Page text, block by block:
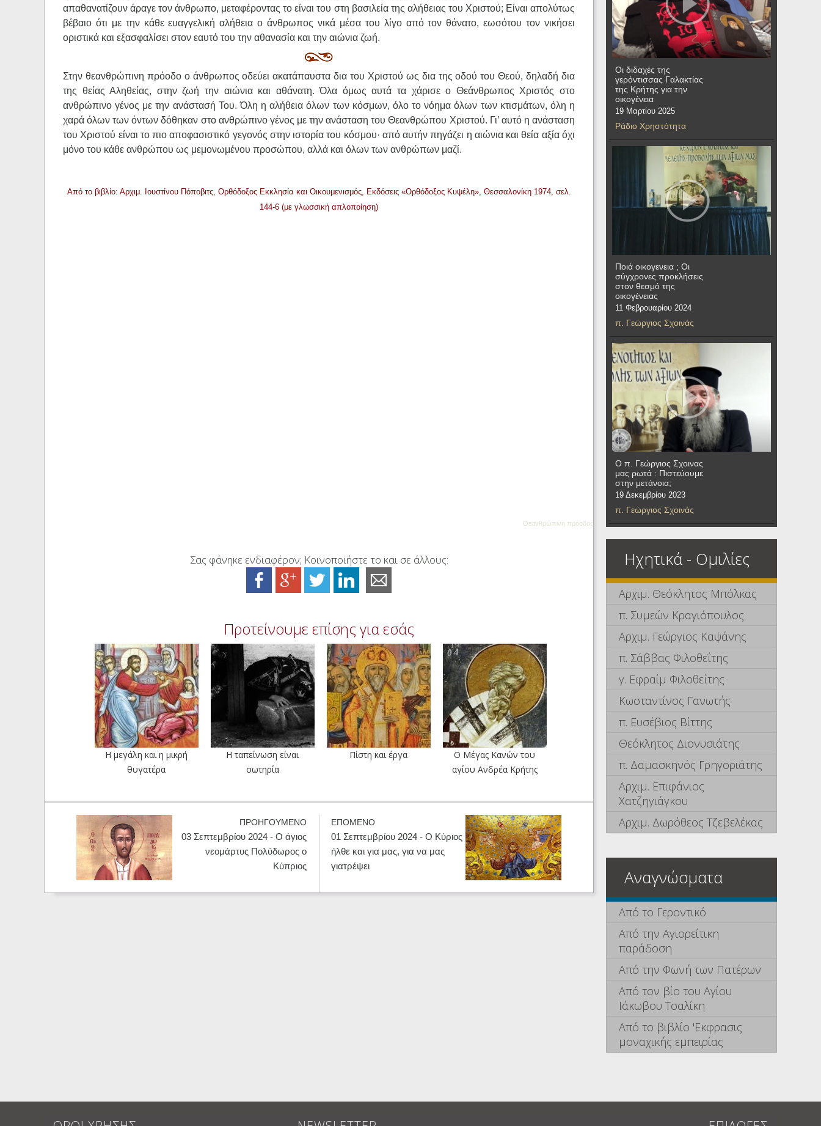
απαθανατίζουν άραγε τον άνθρωπο, μεταφέροντας το είναι του στη βασιλεία της αλήθειας του Χριστού; Είναι απολύτως
βέβαιο ότι με την κάθε ευαγγελική αλήθεια ο άνθρωπος νικά μέσα του λίγο από τον θάνατο, εωσότου τον νικήσει
οριστικά και εξασφαλίσει στον εαυτό του την αθανασία και την αιώνια ζωή.
Στην θεανθρώπινη πρόοδο ο άνθρωπος οδεύει ακατάπαυστα δια του Χριστού ως δια της οδού του Θεού, δηλαδή δια
της θείας Αληθείας, στην ζωή την αιώνια και αθάνατη. Όλα όμως αυτά τα χάρισε ο Θεάνθρωπος Χριστός στο
ανθρώπινο γένος με την ανάστασή Του. Όλη η αλήθεια όλων των κόσμων, όλο το νόημα όλων των κτισμάτων, όλη η
χαρά όλων των όντων δόθηκαν στο ανθρώπινο γένος με την ανάσταση του Θεανθρώπου Χριστού. Γι’ αυτό η ανάσταση
του Χριστού είναι το πιο αποφασιστικό γεγονός στην ιστορία του κόσμου· από αυτήν πηγάζει η αιώνια και θεία αξία όχι
μόνο του κάθε ανθρώπου ως μεμονωμένου προσώπου, αλλά και όλων των ανθρώπων μαζί.
Από το βιβλίο: Αρχιμ. Ιουστίνου Πόποβιτς, Ορθόδοξος Εκκλησία και Οικουμενισμός, Εκδόσεις «Ορθόδοξος Κυψέλη», Θεσσαλονίκη 1974, σελ.
144-6 (με γλωσσική απλοποίηση)
Θεανθρώπινη πρόοδος
Σας φάνηκε ενδιαφέρον; Κοινοποιήστε το και σε άλλους:
Προτείνουμε επίσης για εσάς
Η μεγάλη και η μικρή
θυγατέρα
Η ταπείνωση είναι
σωτηρία
Πίστη και έργα
Ο Μέγας Κανών του
αγίου Ανδρέα Κρήτης
ΠΡΟΗΓΟΥΜΕΝΟ
03 Σεπτεμβρίου 2024 - Ο άγιος
νεομάρτυς Πολύδωρος ο
Κύπριος
ΕΠΟΜΕΝΟ
01 Σεπτεμβρίου 2024 - Ο Κύριος
ήλθε και για μας, για να μας
γιατρέψει
Οι διδαχές της
γερόντισσας Γαλακτίας
της Κρήτης για την
οικογένεια
19 Μαρτίου 2025
Ράδιο Χρηστότητα
Ποιά οικογενεια ; Οι
σύγχρονες προκλήσεις
στον θεσμό της
οικογένειας
11 Φεβρουαρίου 2024
π. Γεώργιος Σχοινάς
Ο π. Γεώργιος Σχοινας
μας ρωτά : Πιστεύουμε
στην μετάνοια;
19 Δεκεμβρίου 2023
π. Γεώργιος Σχοινάς
Ηχητικά - Ομιλίες
Αρχιμ. Θεόκλητος Μπόλκας
π. Συμεών Κραγιόπουλος
Αρχιμ. Γεώργιος Καψάνης
π. Σάββας Φιλοθεΐτης
γ. Εφραίμ Φιλοθεΐτης
Κωσταντίνος Γανωτής
π. Ευσέβιος Βίττης
Θεόκλητος Διονυσιάτης
π. Δαμασκηνός Γρηγοριάτης
Αρχιμ. Επιφάνιος
Χατζηγιάγκου
Αρχιμ. Δωρόθεος Τζεβελέκας
Αναγνώσματα
Από το Γεροντικό
Από την Αγιορείτικη
παράδοση
Από την Φωνή των Πατέρων
Από τον βίο του Αγίου
Ιάκωβου Τσαλίκη
Από το βιβλίο 'Εκφρασις
μοναχικής εμπειρίας